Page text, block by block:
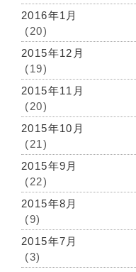
2016年1月
(20)
2015年12月
(19)
2015年11月
(20)
2015年10月
(21)
2015年9月
(22)
2015年8月
(9)
2015年7月
(3)